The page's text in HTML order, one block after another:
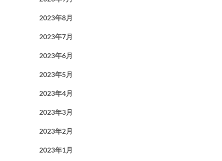
2023年8月
2023年7月
2023年6月
2023年5月
2023年4月
2023年3月
2023年2月
2023年1月